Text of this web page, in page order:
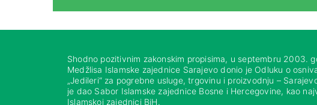
Shodno pozitivnim zakonskim propisima, u septembru 2003.
Medžlisa Islamske zajednice Sarajevo donio je Odluku o
„Jedileri“ za pogrebne usluge, trgovinu i proizvodnju –
je dao Sabor Islamske zajednice Bosne i Hercegovine, kao
Islamskoj zajednici BiH.